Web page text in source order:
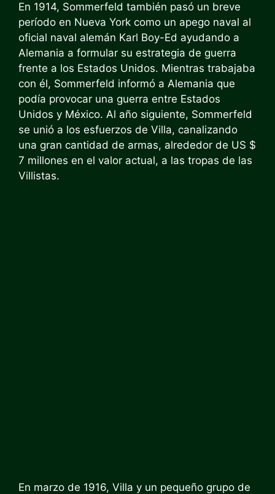
En 1914, Sommerfeld también pasó un breve
período en Nueva York como un apego naval al
oficial naval alemán Karl Boy-Ed ayudando a
Alemania a formular su estrategia de guerra
frente a los Estados Unidos. Mientras trabajaba
con él, Sommerfeld informó a Alemania que
podía provocar una guerra entre Estados
Unidos y México. Al año siguiente, Sommerfeld
se unió a los esfuerzos de Villa, canalizando
una gran cantidad de armas, alrededor de US $
7 millones en el valor actual, a las tropas de las
Villistas.
En marzo de 1916, Villa y un pequeño grupo de